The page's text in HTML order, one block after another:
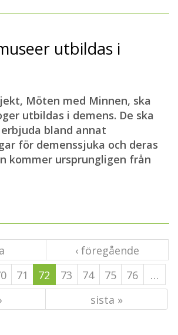
utbildas i
Möten med Minnen, ska
utbildas i demens. De ska
bland annat
för demenssjuka och deras
kommer ursprungligen från
‹ föregående
71 72 73 74 75 76
…
sista »